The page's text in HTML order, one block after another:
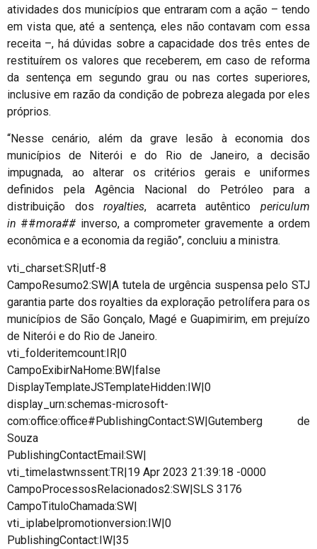
atividades dos municípios que entraram com a ação – tendo
em vista que, até a sentença, eles não contavam com essa
receita –, há dúvidas sobre a capacidade dos três entes de
restituírem os valores que receberem, em caso de reforma
da sentença em segundo grau ou nas cortes superiores,
inclusive em razão da condição de pobreza alegada por eles
próprios.
“Nesse cenário, além da grave lesão à economia dos
municípios de Niterói e do Rio de Janeiro, a decisão
impugnada, ao alterar os critérios gerais e uniformes
definidos pela Agência Nacional do Petróleo para a
distribuição dosroyalties, acarreta autênticopericulum
in ##mora## inverso, a comprometer gravemente a ordem
econômica e a economia da região”, concluiu a ministra.
vti_charset:SR|utf-8
CampoResumo2:SW|A tutela de urgência suspensa pelo STJ
garantia parte dos royalties da exploração petrolífera para os
municípios de São Gonçalo, Magé e Guapimirim, em prejuízo
de Niterói e do Rio de Janeiro.
vti_folderitemcount:IR|0
CampoExibirNaHome:BW|false
DisplayTemplateJSTemplateHidden:IW|0
display_urn:schemas-microsoft-
com:office:office#PublishingContact:SW|Gutemberg de
Souza
PublishingContactEmail:SW|
vti_timelastwnssent:TR|19 Apr 2023 21:39:18 -0000
CampoProcessosRelacionados2:SW|SLS 3176
CampoTituloChamada:SW|
vti_iplabelpromotionversion:IW|0
PublishingContact:IW|35